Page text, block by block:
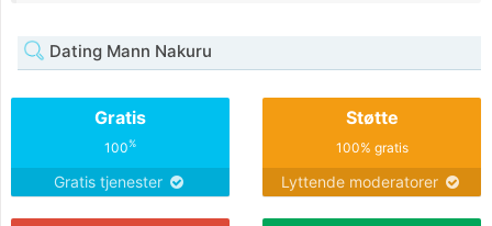
Dating Mann Nakuru
Gratis
100%
Gratis tjenester
Støtte
100% gratis
Lyttende moderatorer